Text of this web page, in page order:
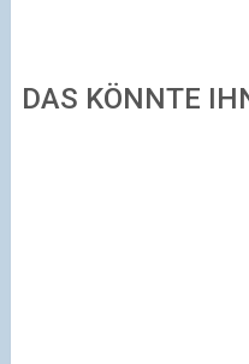
DAS KÖNNTE